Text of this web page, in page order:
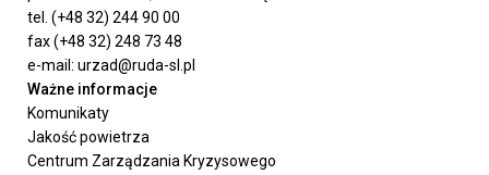
tel. (+48 32) 244 90 00
fax (+48 32) 248 73 48
e-mail: urzad@ruda-sl.pl
Ważne informacje
Komunikaty
Jakość powietrza
Centrum Zarządzania Kryzysowego